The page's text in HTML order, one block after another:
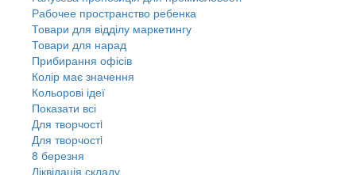
Рабочее пространство ребенка
Товари для відділу маркетингу
Товари для нарад
Прибирання офісів
Колір має значення
Кольорові ідеї
Показати всі
Для творчостi
Для творчостi
8 березня
Ліквідація складу